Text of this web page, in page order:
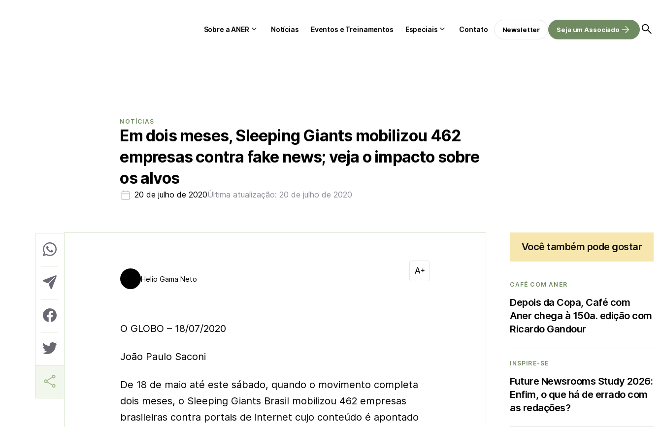
Sobre a ANER Notícias Eventos e Treinamentos Especiais Contato Newsletter Seja um Associado
NOTÍCIAS
Em dois meses, Sleeping Giants mobilizou 462
empresas contra fake news; veja o impacto sobre
os alvos
20 de julho de 2020Última atualização: 20 de julho de 2020
Helio Gama Neto
O GLOBO – 18/07/2020
João Paulo Saconi
De 18 de maio até este sábado, quando o movimento completa
dois meses, o Sleeping Giants Brasil mobilizou 462 empresas
brasileiras contra portais de internet cujo conteúdo é apontado
Você também pode gostar
CAFÉ COM ANER
Depois da Copa, Café com
Aner chega à 150a. edição com
Ricardo Gandour
INSPIRE-SE
Future Newsrooms Study 2026:
Enfim, o que há de errado com
as redações?